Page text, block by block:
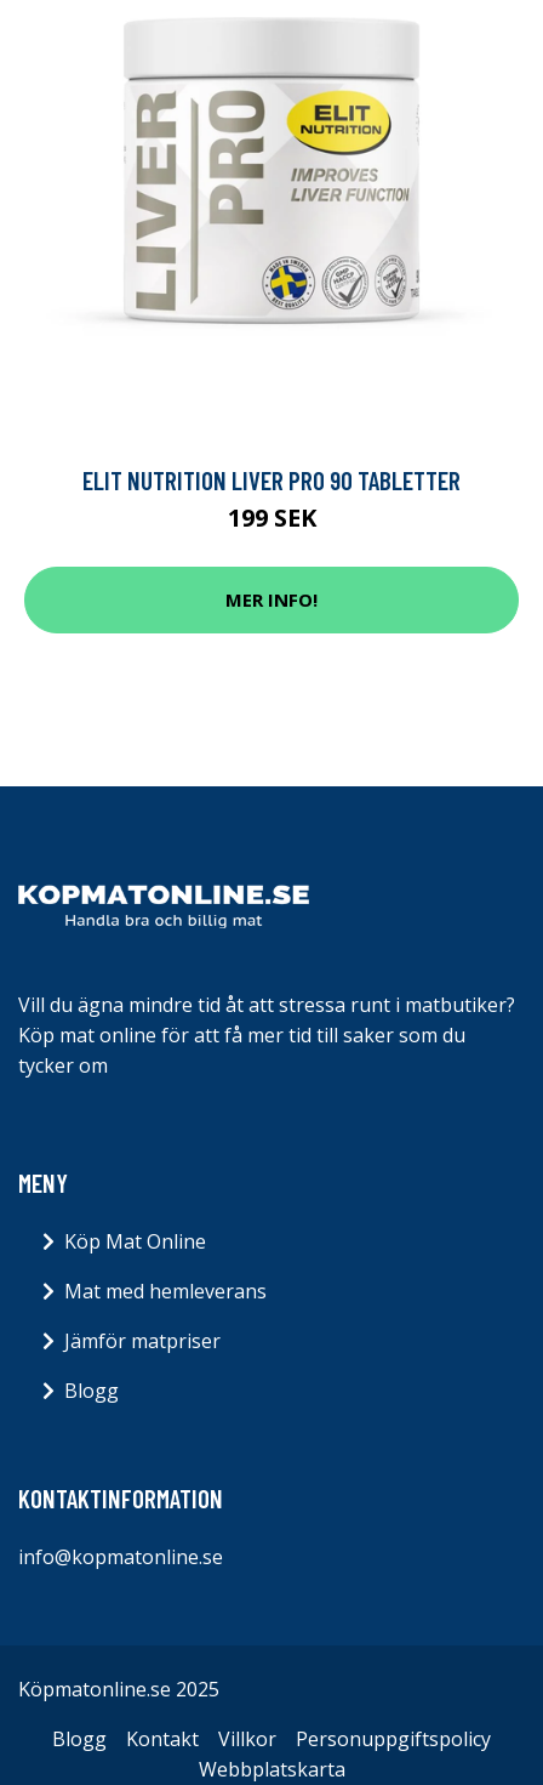
ELIT NUTRITION LIVER PRO 90 TABLETTER
199 SEK
MER INFO!
Vill du ägna mindre tid åt att stressa runt i matbutiker?
Köp mat online för att få mer tid till saker som du
tycker om
MENY
Köp Mat Online
Mat med hemleverans
Jämför matpriser
Blogg
KONTAKTINFORMATION
info@kopmatonline.se
Köpmatonline.se 2025
Blogg
Kontakt Villkor
Personuppgiftspolicy
Webbplatskarta